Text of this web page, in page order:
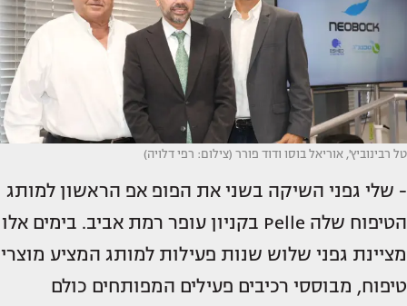
טל רבינוביץ', אוריאל בוסו ודוד פורר (צילום: רפי דלויה)
- שלי גפני השיקה בשני את הפופ אפ הראשון למותג
הטיפוח שלה Pelle בקניון עופר רמת אביב. בימים אלו
מציינת גפני שלוש שנות פעילות למותג המציע מוצרי
טיפוח, מבוססי רכיבים פעילים המפותחים כולם